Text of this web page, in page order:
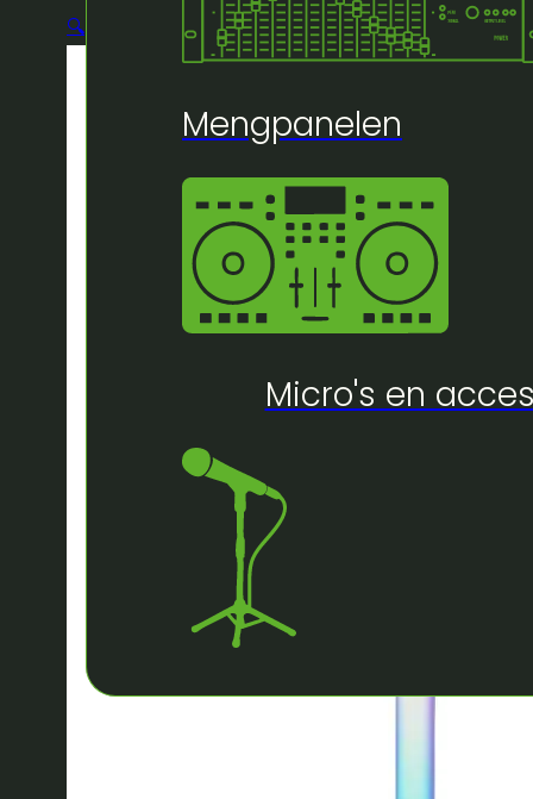
Mengpanelen
Micro's en
🔍